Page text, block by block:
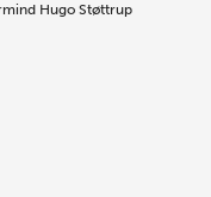
Hugo Støttrup